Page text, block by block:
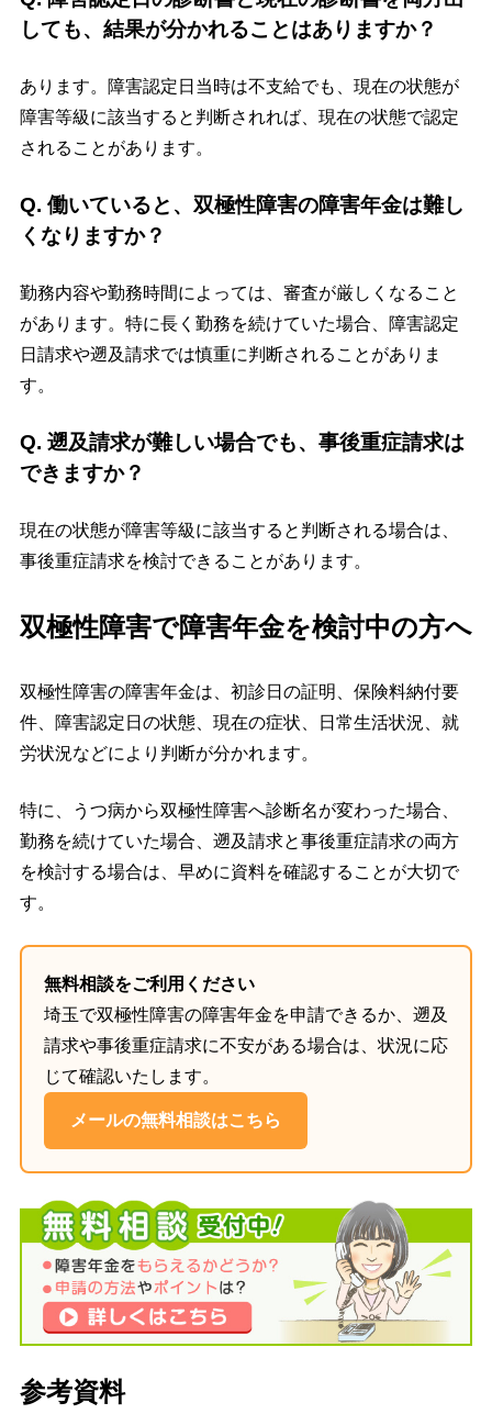
しても、結果が分かれることはありますか？
あります。障害認定日当時は不支給でも、現在の状態が
障害等級に該当すると判断されれば、現在の状態で認定
されることがあります。
Q. 働いていると、双極性障害の障害年金は難し
くなりますか？
勤務内容や勤務時間によっては、審査が厳しくなること
があります。特に長く勤務を続けていた場合、障害認定
日請求や遡及請求では慎重に判断されることがありま
す。
Q. 遡及請求が難しい場合でも、事後重症請求は
できますか？
現在の状態が障害等級に該当すると判断される場合は、
事後重症請求を検討できることがあります。
双極性障害で障害年金を検討中の方へ
双極性障害の障害年金は、初診日の証明、保険料納付要
件、障害認定日の状態、現在の症状、日常生活状況、就
労状況などにより判断が分かれます。
特に、うつ病から双極性障害へ診断名が変わった場合、
勤務を続けていた場合、遡及請求と事後重症請求の両方
を検討する場合は、早めに資料を確認することが大切で
す。
無料相談をご利用ください
埼玉で双極性障害の障害年金を申請できるか、遡及
請求や事後重症請求に不安がある場合は、状況に応
じて確認いたします。
メールの無料相談はこちら
参考資料